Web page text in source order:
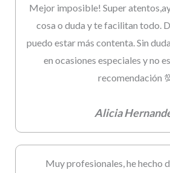
Mejor imposible! Super
cosa o duda y te facilitan todo.
puedo estar más contenta. Sin
en ocasiones especiales y no
recomendación
Alicia
Muy profesionales, he hecho